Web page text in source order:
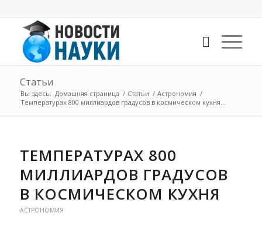
Статьи
Вы здесь: Домашняя страница / Статьи / Астрономия /
Температурах 800 миллиардов градусов в космическом кухня...
ТЕМПЕРАТУРАХ 800
МИЛЛИАРДОВ ГРАДУСОВ
В КОСМИЧЕСКОМ КУХНЯ
АСТРОНОМИЯ